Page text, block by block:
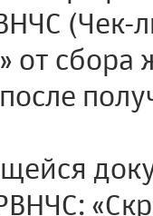
(Чек-
от сбора